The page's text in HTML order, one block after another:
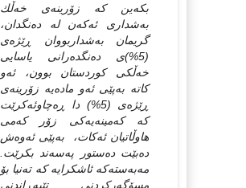
بكه‌ین كه‌ زۆرینه‌ی خه‌ڵك
به‌شداری ئه‌كه‌ن له‌ ده‌نگدان،
گریمان به‌شداربووان ڕێژه‌ی
(5%)ی ده‌نگده‌رانی یاسایی
خه‌ڵكی كوردستان بوون، ئه‌و
كاته‌ به‌پێی ئه‌و ماده‌یه‌ زۆرینه‌ی
ڕێژه‌ی (5%) دا ڕه‌چاوئه‌كرێت
كه‌ كه‌مینه‌یه‌كی زۆر كه‌می
هاوڵاتیان ئه‌كات، به‌پێی ئه‌وه‌ش
ده‌بێت ده‌ستور په‌سه‌ند بكرێت.
مه‌به‌سته‌كه‌ ئاشكرایه‌ كه‌ ته‌نیا بۆ
مسۆگه‌ركردنی تێپه‌ڕاندنی